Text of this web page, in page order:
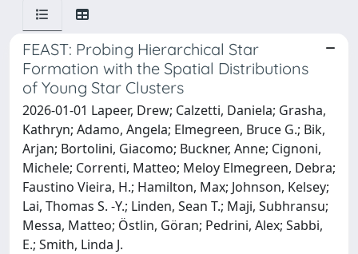
FEAST: Probing Hierarchical Star
Formation with the Spatial Distributions
of Young Star Clusters
2026-01-01 Lapeer, Drew; Calzetti, Daniela; Grasha,
Kathryn; Adamo, Angela; Elmegreen, Bruce G.; Bik,
Arjan; Bortolini, Giacomo; Buckner, Anne; Cignoni,
Michele; Correnti, Matteo; Meloy Elmegreen, Debra;
Faustino Vieira, H.; Hamilton, Max; Johnson, Kelsey;
Lai, Thomas S. -Y.; Linden, Sean T.; Maji, Subhransu;
Messa, Matteo; Östlin, Göran; Pedrini, Alex; Sabbi,
E.; Smith, Linda J.